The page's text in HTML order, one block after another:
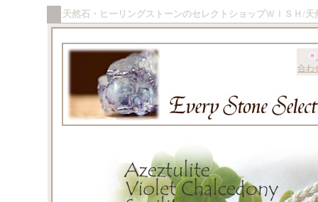
天然石・ヒーリングストーンのセレクトショップＷＩＳＨ/
合わ